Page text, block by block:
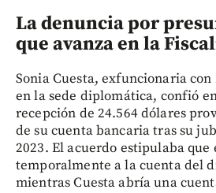
La denuncia por
que avanza en la
Sonia Cuesta, exfuncionaria con
en la sede diplomática, confió
recepción de 24.564 dólares
de su cuenta bancaria tras su
2023. El acuerdo estipulaba
temporalmente a la cuenta del
mientras Cuesta abría una